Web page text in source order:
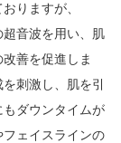
りますが、
超音波を用い、肌
善を促進しま
刺激し、肌を引
ダウンタイムが
ェイスラインの